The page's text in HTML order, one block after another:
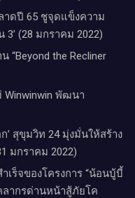
าดปี 65 ชูจุดแข็งความ
(28 มกราคม 2022)
“Beyond the Recliner
Winwinwin พัฒนา
’ สุขุมวิท 24 มุ่งมั่นให้สร้าง
มกราคม 2022)
ร็จของโครงการ “น้อนบู้บี้
ลากรด่านหน้าสู้ภัยโค